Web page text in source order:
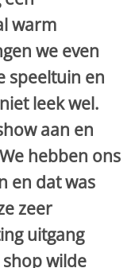
warm
we even
speeltuin en
leek wel.
aan en
hebben ons
en dat was
zeer
uitgang
wilde